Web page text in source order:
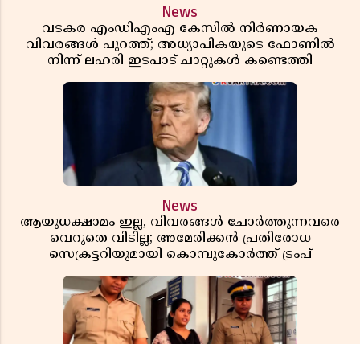
News
വടകര എംഡിഎംഎ കേസിൽ നിർണായക
വിവരങ്ങൾ പുറത്ത്; അധ്യാപികയുടെ ഫോണിൽ
നിന്ന് ലഹരി ഇടപാട് ചാറ്റുകൾ കണ്ടെത്തി
News
ആയുധക്ഷാമം ഇല്ല, വിവരങ്ങൾ ചോർത്തുന്നവരെ
വെറുതെ വിടില്ല; അമേരിക്കൻ പ്രതിരോധ
സെക്രട്ടറിയുമായി കൊമ്പുകോർത്ത് ട്രംപ്